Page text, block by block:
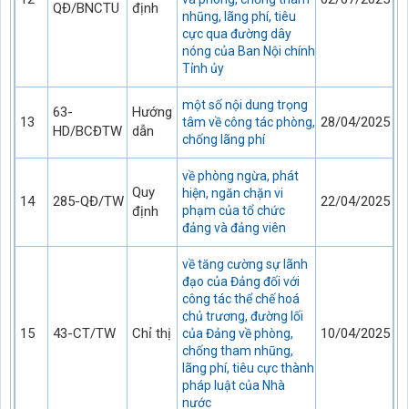
QĐ/BNCTU
định
nhũng, lãng phí, tiêu
cực qua đường dây
nóng của Ban Nội chính
Tỉnh ủy
13
63-
HD/BCĐTW
Hướng
dẫn
một số nội dung trọng
tâm về công tác phòng,
chống lãng phí
28/04/2025
14 285-QĐ/TW
Quy
định
về phòng ngừa, phát
hiện, ngăn chặn vi
phạm của tổ chức
đảng và đảng viên
22/04/2025
15 43-CT/TW Chỉ thị
về tăng cường sự lãnh
đạo của Đảng đối với
công tác thể chế hoá
chủ trương, đường lối
của Đảng về phòng,
chống tham nhũng,
lãng phí, tiêu cực thành
pháp luật của Nhà
nước
10/04/2025